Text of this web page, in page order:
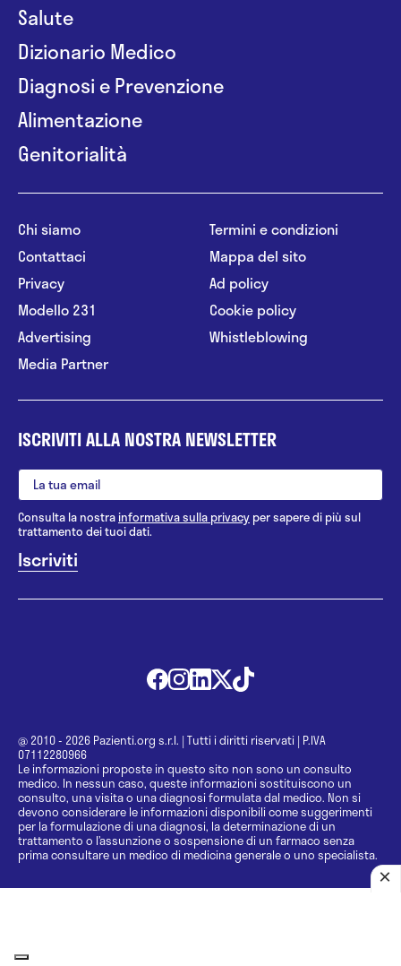
Salute
Dizionario Medico
Diagnosi e Prevenzione
Alimentazione
Genitorialità
Chi siamo
Contattaci
Privacy
Modello 231
Advertising
Media Partner
Termini e condizioni
Mappa del sito
Ad policy
Cookie policy
Whistleblowing
ISCRIVITI ALLA NOSTRA NEWSLETTER
Consulta la nostrainformativa sulla privacy per sapere di più sul
trattamento dei tuoi dati.
@ 2010 - 2026 Pazienti.org s.r.l. | Tutti i diritti riservati | P.IVA
07112280966
Le informazioni proposte in questo sito non sono un consulto
medico. In nessun caso, queste informazioni sostituiscono un
consulto, una visita o una diagnosi formulata dal medico. Non si
devono considerare le informazioni disponibili come suggerimenti
per la formulazione di una diagnosi, la determinazione di un
trattamento o l’assunzione o sospensione di un farmaco senza
prima consultare un medico di medicina generale o uno specialista.